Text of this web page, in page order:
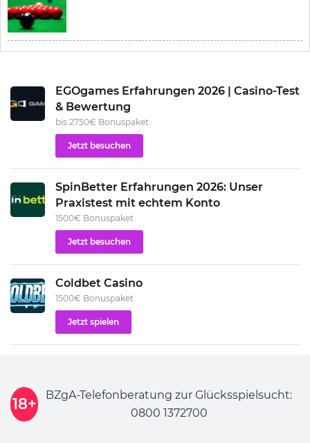
EGOgames Erfahrungen 2026 | Casino-Test
& Bewertung
bis 2750€ Bonuspaket
Jetzt besuchen
SpinBetter Erfahrungen 2026: Unser
Praxistest mit echtem Konto
1500€ Bonuspaket
Jetzt besuchen
Coldbet Casino
1500€ Bonuspaket
Jetzt spielen
18+
BZgA-Telefonberatung zur Glücksspielsucht:
0800 1372700